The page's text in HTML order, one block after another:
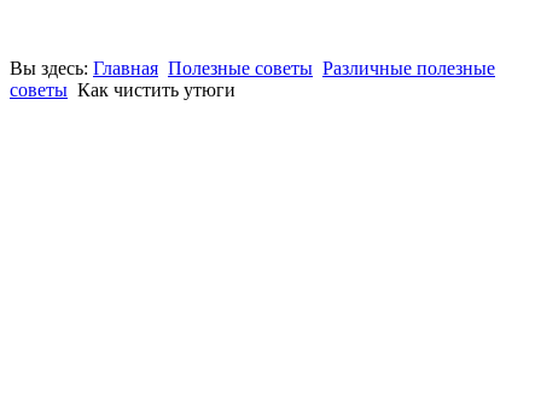
Вы здесь: Главная Полезные советы Различные полезные
советы Как чистить утюги